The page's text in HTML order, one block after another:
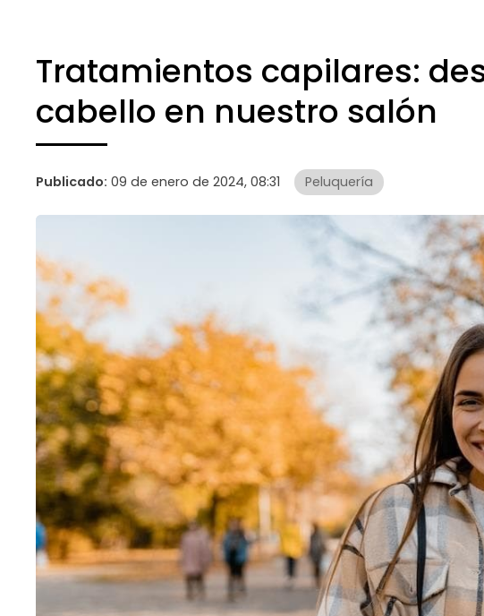
Tratamientos capilares:
cabello en nuestro salón
Publicado: 09 de enero de 2024, 08:31 Peluquería